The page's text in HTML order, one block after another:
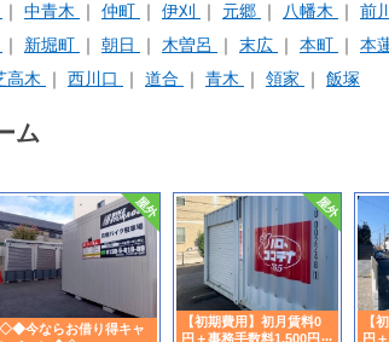
中青木 仲町 伊刈 元郷 八幡木 前川
新堀町 朝日 木曽呂 末広 本町 本
高木 西川口 道合 青木 領家 飯塚
ム
◇◆今ならお借り得キャ
【初期費用】初月賃料0
円＋事務手数料1,500円引
【
円